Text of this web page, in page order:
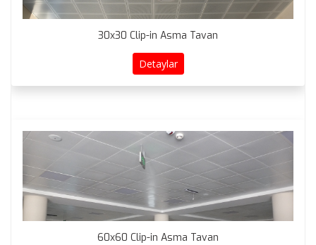
30x30 Clip-in Asma Tavan
Detaylar
60x60 Clip-in Asma Tavan